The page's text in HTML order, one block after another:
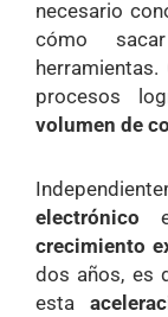
necesario
cómo
procesos
volumen de
electrónico
crecimiento
dos años, es
esta